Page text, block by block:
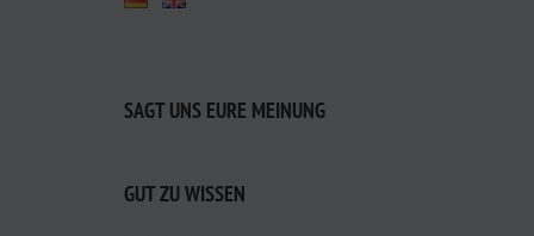
SAGT UNS EURE MEINUNG
GUT ZU WISSEN